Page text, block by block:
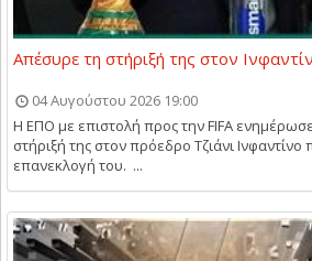
Απέσυρε τη στήριξή της στον
04 Αυγούστου 2026 19:00
Η ΕΠΟ με επιστολή προς την FIFA
στήριξή της στον πρόεδρο Τζιάνι Ινφαντίνο
επανεκλογή του. ...